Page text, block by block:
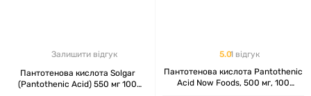
Залишити відгук
Пантотенова кислота Solgar
(Pantothenic Acid) 550 мг 100
5.01 відгук
Пантотенова кислота Pantothenic
Acid Now Foods, 500 мг, 100